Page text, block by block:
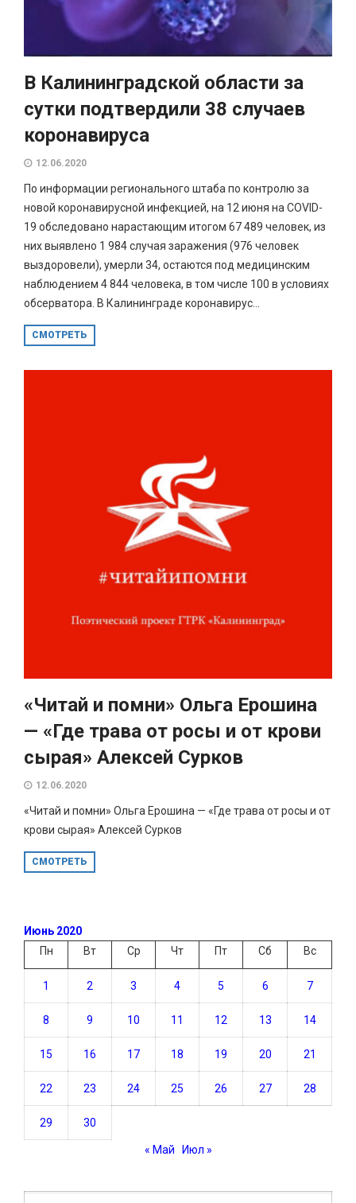
В Калининградской области за
сутки подтвердили 38 случаев
коронавируса
12.06.2020
По информации регионального штаба по контролю за
новой коронавирусной инфекцией, на 12 июня на COVID-
19 обследовано нарастающим итогом 67 489 человек, из
них выявлено 1 984 случая заражения (976 человек
выздоровели), умерли 34, остаются под медицинским
наблюдением 4 844 человека, в том числе 100 в условиях
обсерватора. В Калининграде коронавирус...
СМОТРЕТЬ
«Читай и помни» Ольга Ерошина
— «Где трава от росы и от крови
сырая» Алексей Сурков
12.06.2020
«Читай и помни» Ольга Ерошина — «Где трава от росы и от
крови сырая» Алексей Сурков
СМОТРЕТЬ
Июнь 2020
Пн
Вт Ср Чт Пт Сб Вс
1 2 3 4 5 6 7
8 9 10 11 12 13 14
15 16 17 18 19 20 21
22 23 24 25 26 27 28
29 30
« Май Июл »